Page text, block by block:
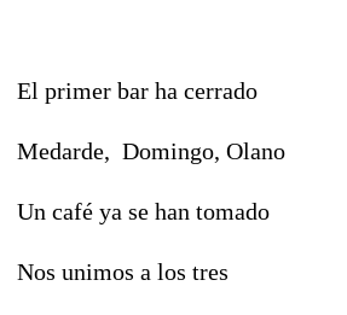
El primer bar ha cerrado
Medarde, Domingo, Olano
Un café ya se han tomado
Nos unimos a los tres